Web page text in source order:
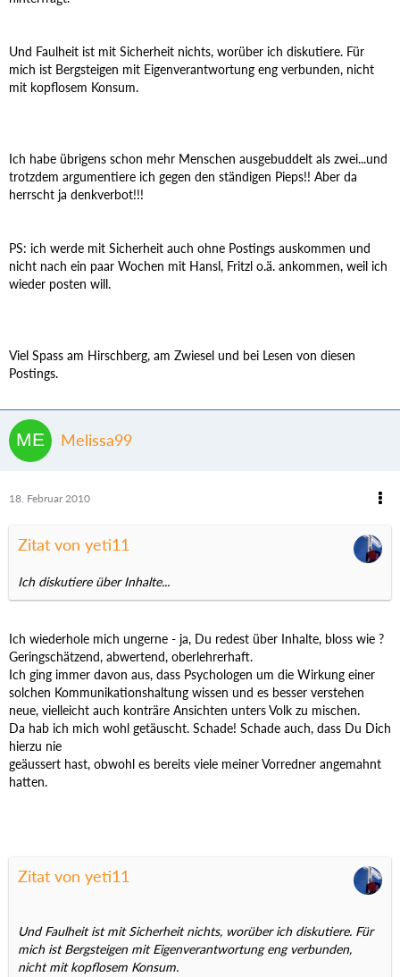
Und Faulheit ist mit Sicherheit nichts, worüber ich diskutiere. Für
mich ist Bergsteigen mit Eigenverantwortung eng verbunden, nicht
mit kopflosem Konsum.
Ich habe übrigens schon mehr Menschen ausgebuddelt als zwei...und
trotzdem argumentiere ich gegen den ständigen Pieps!! Aber da
herrscht ja denkverbot!!!
PS: ich werde mit Sicherheit auch ohne Postings auskommen und
nicht nach ein paar Wochen mit Hansl, Fritzl o.ä. ankommen, weil ich
wieder posten will.
Viel Spass am Hirschberg, am Zwiesel und bei Lesen von diesen
Postings.
Melissa99
18. Februar 2010
Zitat von yeti11
Ich diskutiere über Inhalte...
Ich wiederhole mich ungerne - ja, Du redest über Inhalte, bloss wie ?
Geringschätzend, abwertend, oberlehrerhaft.
Ich ging immer davon aus, dass Psychologen um die Wirkung einer
solchen Kommunikationshaltung wissen und es besser verstehen
neue, vielleicht auch konträre Ansichten unters Volk zu mischen.
Da hab ich mich wohl getäuscht. Schade! Schade auch, dass Du Dich
hierzu nie
geäussert hast, obwohl es bereits viele meiner Vorredner angemahnt
hatten.
Zitat von yeti11
Und Faulheit ist mit Sicherheit nichts, worüber ich diskutiere. Für
mich ist Bergsteigen mit Eigenverantwortung eng verbunden,
nicht mit kopflosem Konsum.